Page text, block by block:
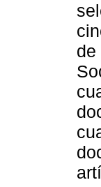
de